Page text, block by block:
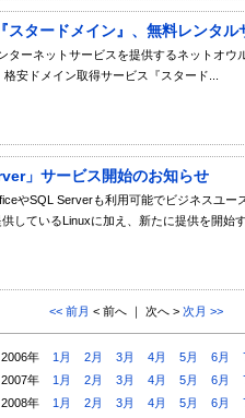
スタードメイン』、無料レンタル
ターネットサービスを提供するネットオ
安ドメイン取得サービス『スタード...
」サービス開始のお知らせ
やSQL Serverも利用可能でビジネスユー
しているLinuxに加え、新たに提供を開始
<< 前月 < 前へ ｜ 次へ > 次月 >>
2006年 1月 2月 3月 4月 5月 6月
2007年
1月 2月 3月 4月 5月 6月
2008年
1月 2月 3月 4月 5月 6月